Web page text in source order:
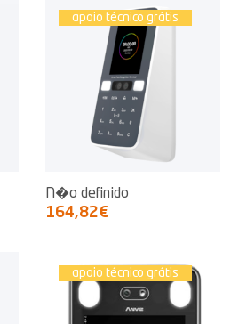
apoio técnico grátis
N�o definido
164,82€
apoio técnico grátis